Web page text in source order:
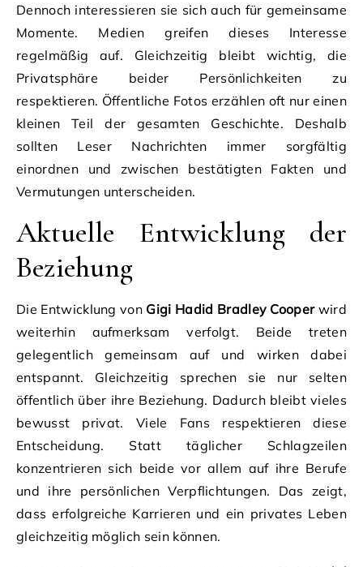
Dennoch interessieren sie sich auch für gemeinsame
Momente. Medien greifen dieses Interesse
regelmäßig auf. Gleichzeitig bleibt wichtig, die
Privatsphäre beider Persönlichkeiten zu
respektieren. Öffentliche Fotos erzählen oft nur einen
kleinen Teil der gesamten Geschichte. Deshalb
sollten Leser Nachrichten immer sorgfältig
einordnen und zwischen bestätigten Fakten und
Vermutungen unterscheiden.
Aktuelle Entwicklung der
Beziehung
Die Entwicklung von Gigi Hadid Bradley Cooperwird
weiterhin aufmerksam verfolgt. Beide treten
gelegentlich gemeinsam auf und wirken dabei
entspannt. Gleichzeitig sprechen sie nur selten
öffentlich über ihre Beziehung. Dadurch bleibt vieles
bewusst privat. Viele Fans respektieren diese
Entscheidung. Statt täglicher Schlagzeilen
konzentrieren sich beide vor allem auf ihre Berufe
und ihre persönlichen Verpflichtungen. Das zeigt,
dass erfolgreiche Karrieren und ein privates Leben
gleichzeitig möglich sein können.